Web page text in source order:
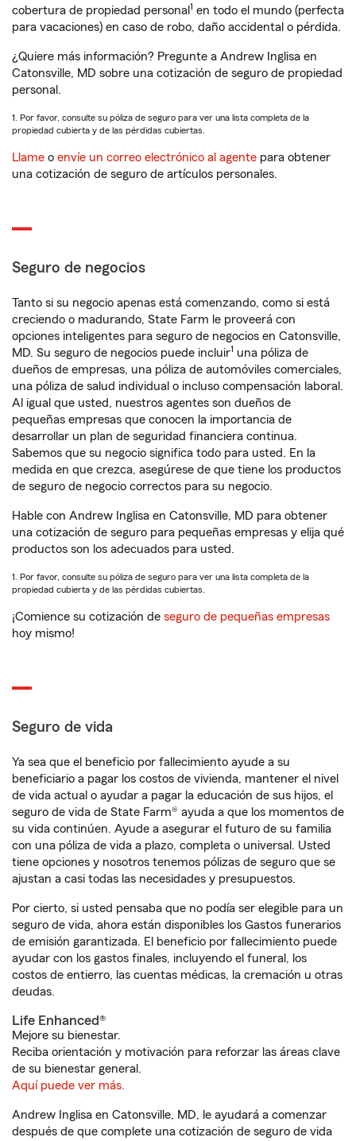
cobertura de propiedad personal 1 en todo el mundo (perfecta
para vacaciones) en caso de robo, daño accidental o pérdida.
¿Quiere más información? Pregunte a Andrew Inglisa en
Catonsville, MD sobre una cotización de seguro de propiedad
personal.
1. Por favor, consulte su póliza de seguro para ver una lista completa de la
propiedad cubierta y de las pérdidas cubiertas.
Llame o envíe un correo electrónico al agente para obtener
una cotización de seguro de artículos personales.
Seguro de negocios
Tanto si su negocio apenas está comenzando, como si está
creciendo o madurando, State Farm le proveerá con
opciones inteligentes para seguro de negocios en Catonsville,
MD. Su seguro de negocios puede incluir1 una póliza de
dueños de empresas, una póliza de automóviles comerciales,
una póliza de salud individual o incluso compensación laboral.
Al igual que usted, nuestros agentes son dueños de
pequeñas empresas que conocen la importancia de
desarrollar un plan de seguridad financiera continua.
Sabemos que su negocio significa todo para usted. En la
medida en que crezca, asegúrese de que tiene los productos
de seguro de negocio correctos para su negocio.
Hable con Andrew Inglisa en Catonsville, MD para obtener
una cotización de seguro para pequeñas empresas y elija qué
productos son los adecuados para usted.
1. Por favor, consulte su póliza de seguro para ver una lista completa de la
propiedad cubierta y de las pérdidas cubiertas.
¡Comience su cotización de seguro de pequeñas empresas
hoy mismo!
Seguro de vida
Ya sea que el beneficio por fallecimiento ayude a su
beneficiario a pagar los costos de vivienda, mantener el nivel
de vida actual o ayudar a pagar la educación de sus hijos, el
seguro de vida de State Farm® ayuda a que los momentos de
su vida continúen. Ayude a asegurar el futuro de su familia
con una póliza de vida a plazo, completa o universal. Usted
tiene opciones y nosotros tenemos pólizas de seguro que se
ajustan a casi todas las necesidades y presupuestos.
Por cierto, si usted pensaba que no podía ser elegible para un
seguro de vida, ahora están disponibles los Gastos funerarios
de emisión garantizada. El beneficio por fallecimiento puede
ayudar con los gastos finales, incluyendo el funeral, los
costos de entierro, las cuentas médicas, la cremación u otras
deudas.
Life Enhanced®
Mejore su bienestar.
Reciba orientación y motivación para reforzar las áreas clave
de su bienestar general.
Aquí puede ver más.
Andrew Inglisa en Catonsville, MD, le ayudará a comenzar
después de que complete una cotización de seguro de vida